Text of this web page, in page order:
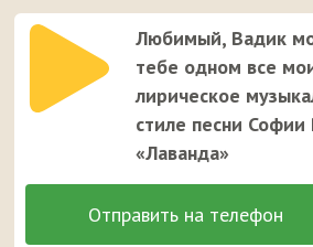
Любимый, Вадик
тебе одном все
лирическое
стиле песни Софии
«Лаванда»